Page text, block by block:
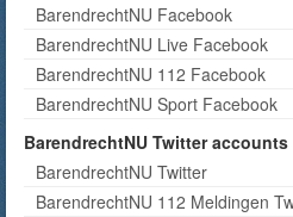
BarendrechtNU Facebook
BarendrechtNU Live Facebook
BarendrechtNU 112 Facebook
BarendrechtNU Sport Facebook
BarendrechtNU Twitter accounts
BarendrechtNU Twitter
BarendrechtNU 112 Meldingen